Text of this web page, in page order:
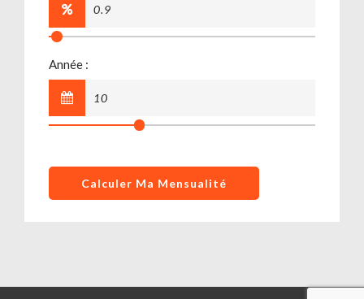
Année :
Calculer Ma Mensualité